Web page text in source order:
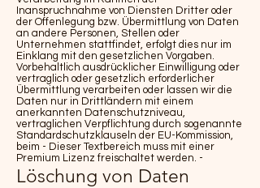
Inanspruchnahme von Diensten Dritter oder
der Offenlegung bzw. Übermittlung von Daten
an andere Personen, Stellen oder
Unternehmen stattfindet, erfolgt dies nur im
Einklang mit den gesetzlichen Vorgaben.
Vorbehaltlich ausdrücklicher Einwilligung oder
vertraglich oder gesetzlich erforderlicher
Übermittlung verarbeiten oder lassen wir die
Daten nur in Drittländern mit einem
anerkannten Datenschutzniveau,
vertraglichen Verpflichtung durch sogenannte
Standardschutzklauseln der EU-Kommission,
beim - Dieser Textbereich muss mit einer
Premium Lizenz freischaltet werden. -
Löschung von Daten